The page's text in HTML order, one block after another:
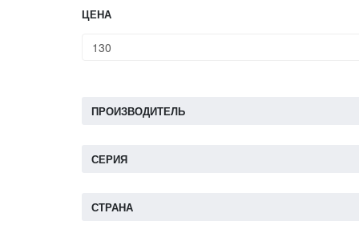
ЦЕНА
ПРОИЗВОДИТЕЛЬ
СЕРИЯ
СТРАНА